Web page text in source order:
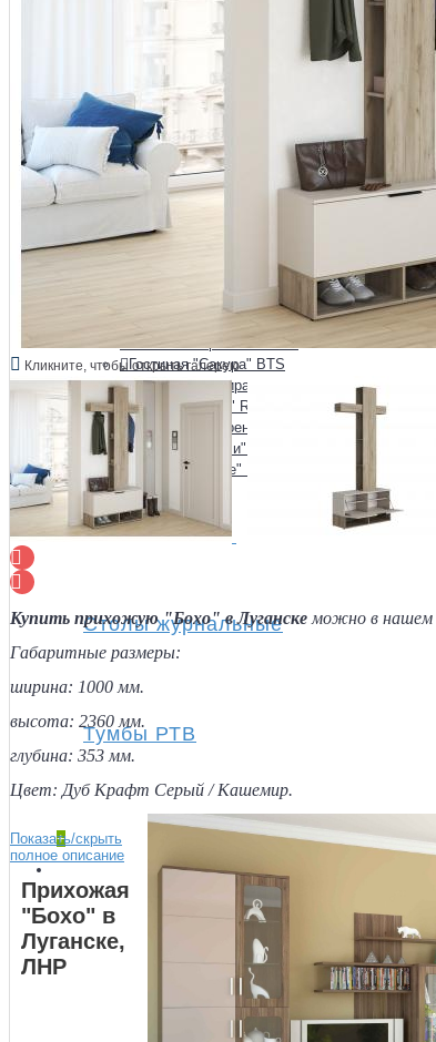
Гостиная "Зарина"
Гостиная "Афина" Raus
Гостиная "Аэлита"
Гостиная "Белла" BTS
Гостиная "Глэдис" Raus
Гостиная "Инесса" Raus
Гостиная "Йорк" Империал
Гостиная "Квадро" Raus
Гостиная "Люкс" Raus
Гостиная "Милан" BTS
Гостиная "Монако" BTS
Гостиная "Наоми" BTS
Гостиная "Орион" Raus
Гостиная "Прованс" Raus
Гостиная "Сакура" BTS
Гостиная "Самира" Raus
Гостиная "Тесс" Raus
Гостиная "Флоренция" BTS
Гостиная "Чарли" Raus
Гостиная "Шале" Raus
Полки
Столы журнальные
Тумбы РТВ
+
Спальня
Кликните, чтобы открыть галерею
Купить прихожую "Бохо" в Луганске можно в нашем
Габаритные размеры:
ширина: 1000 мм.
высота: 2360 мм.
глубина: 353 мм.
Цвет: Дуб Крафт Серый / Кашемир.
Показать/скрыть
полное описание
Прихожая
"Бохо" в
Луганске,
ЛНР